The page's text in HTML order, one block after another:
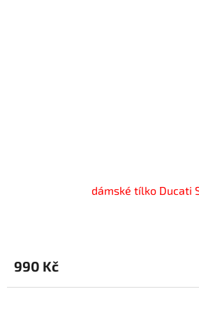
dámské tílko Ducati
990 Kč